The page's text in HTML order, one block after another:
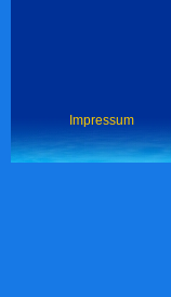
Impressum